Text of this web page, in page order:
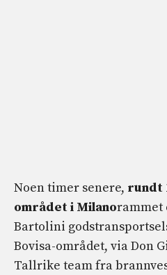
Noen timer senere, rundt
området i Milanorammet
Bartolini
Bovisa-området, via Don
Tallrike team fra